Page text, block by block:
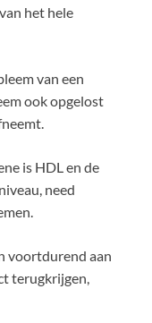
het hele
van een
ook opgelost
is HDL en de
need
voortdurend aan
terugkrijgen,